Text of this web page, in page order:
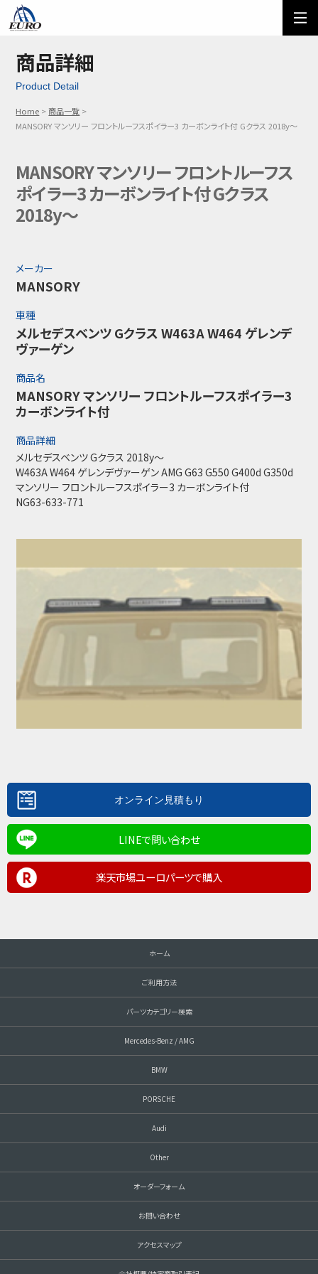
ご利用方法
メール問い合わせ
03-5674-7742
商品詳細
Product Detail
Home
商品一覧
MANSORY マンソリー フロントルーフスポイラー3 カーボンライト付 Gクラス 2018y～
MANSORY マンソリー フロントルーフス
ポイラー3 カーボンライト付 Gクラス
2018y～
メーカー
MANSORY
車種
メルセデスベンツ Gクラス W463A W464 ゲレンデ
ヴァーゲン
商品名
MANSORY マンソリー フロントルーフスポイラー3
カーボンライト付
商品詳細
メルセデスベンツ Gクラス 2018y～
W463A W464 ゲレンデヴァーゲン AMG G63 G550 G400d G350d
マンソリー フロントルーフスポイラー3 カーボンライト付
NG63-633-771
LINEで問い合わせ
楽天市場ユーロパーツで購入
ホーム
ご利用方法
パーツカテゴリー検索
Mercedes-Benz / AMG
BMW
PORSCHE
Audi
Other
オーダーフォーム
お問い合わせ
アクセスマップ